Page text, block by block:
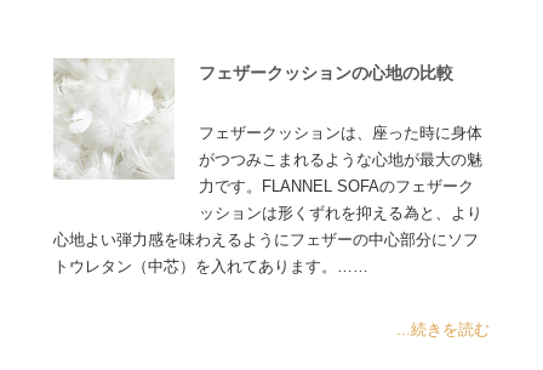
フェザークッションの心地の比較
フェザークッションは、座った時に身体
がつつみこまれるような心地が最大の魅
力です。FLANNEL SOFAのフェザーク
ッションは形くずれを抑える為と、より
心地よい弾力感を味わえるようにフェザーの中心部分にソフ
トウレタン（中芯）を入れてあります。……
...続きを読む